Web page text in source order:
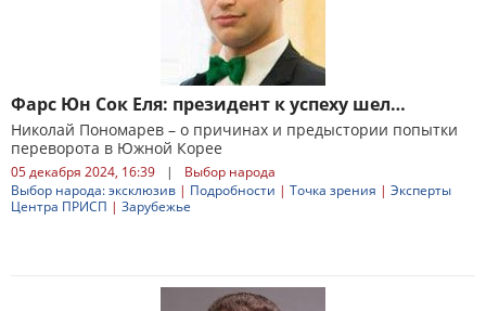
Фарс Юн Сок Еля: президент к успеху шел…
Николай Пономарев – о причинах и предыстории попытки
переворота в Южной Корее
05 декабря 2024, 16:39 |
Выбор народа
Выбор народа: эксклюзив | Подробности | Точка зрения | Эксперты
Центра ПРИСП | Зарубежье